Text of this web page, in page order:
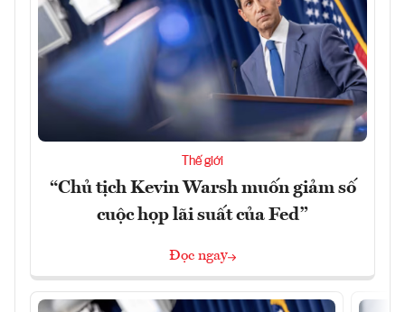
Thế giới
“Chủ tịch Kevin Warsh muốn giảm số
cuộc họp lãi suất của Fed”
Đọc ngay